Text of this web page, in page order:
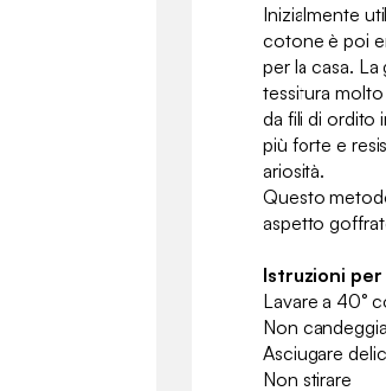
Inizialmente
cotone è poi
per la casa.
tessitura
da fili di ordito
più forte e
ariosità.
Questo
aspetto
Istruzioni per
Lavare a 40°
Non
Asciugare
Non stirare